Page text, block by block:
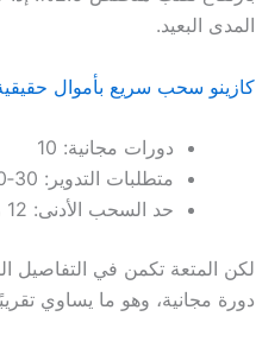
المدى البعيد.
كازينو سحب سريع بأموال
دورات مجانية: 10
متطلبات التدوير: 30‑50 مرة
حد السحب الأدنى: 12 ريال
دورة مجانية، وهو ما يساوي